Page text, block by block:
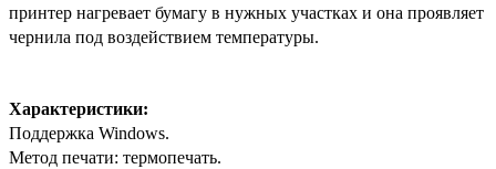
принтер нагревает бумагу в нужных участках и она проявляет
чернила под воздействием температуры.
Характеристики:
Поддержка Windows.
Метод печати: термопечать.